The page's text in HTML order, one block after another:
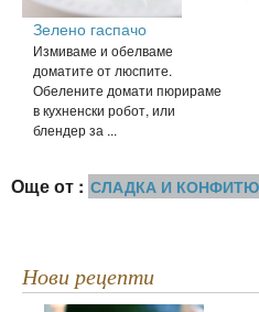
Зелено гаспачо
Измиваме и обелваме
доматите от люспите.
Обелените домати пюрираме
в кухненски робот, или
блендер за ...
Още от : СЛАДКА И
Нови рецепти